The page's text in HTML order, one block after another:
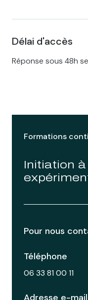
Délai d'accès
Réponse sous 48h
Formations
Initiation
Pour nous
Téléphone
06 33 81 00 11
Adresse e-mail